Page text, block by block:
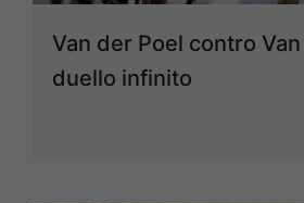
Van der Poel contro
duello infinito